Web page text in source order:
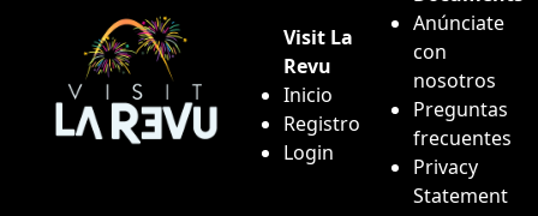
Visit La
Revu
Inicio
Registro
Login
Anúnciate
con
nosotros
Preguntas
frecuentes
Privacy
Statement